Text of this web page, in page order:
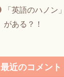
「英語のハノン
がある？！
最近のコメント